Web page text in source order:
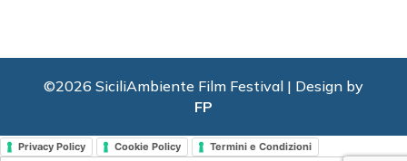
©2026 SiciliAmbiente Film Festival | Design by
FP
Privacy Policy Cookie Policy Termini e Condizioni